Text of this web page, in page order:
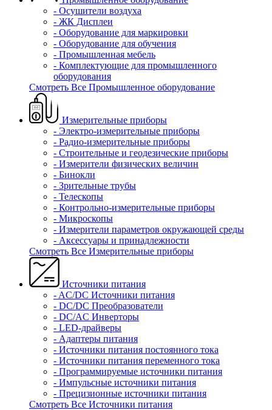
- Осушители воздуха
- ЖК Дисплеи
- Оборудование для маркировки
- Оборудование для обучения
- Промышленная мебель
- Комплектующие для промышленного
оборудования
Смотреть Все Промышленное оборудование
Измерительные приборы
- Электро-измерительные приборы
- Радио-измерительные приборы
- Строительные и геодезические приборы
- Измерители физических величин
- Бинокли
- Зрительные трубы
- Телескопы
- Контрольно-измерительные приборы
- Микроскопы
- Измерители параметров окружающей среды
- Аксессуары и принадлежности
Смотреть Все Измерительные приборы
Источники питания
- AC/DC Источники питания
- DC/DC Преобразователи
- DC/AC Инверторы
- LED-драйверы
- Адаптеры питания
- Источники питания постоянного тока
- Источники питания переменного тока
- Программируемые источники питания
- Импульсные источники питания
- Прецизионные источники питания
Смотреть Все Источники питания